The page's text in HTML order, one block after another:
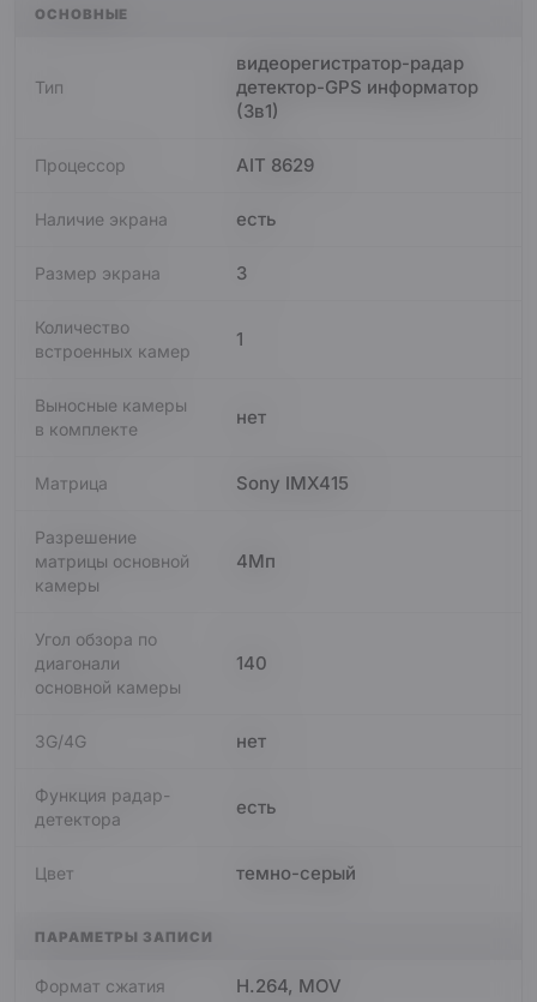
ОСНОВНЫЕ
Тип
видеорегистратор-радар
детектор-GPS информатор
(3в1)
Процессор AIT 8629
Наличие экрана есть
Размер экрана 3
Количество
встроенных камер
1
Выносные камеры
в комплекте
нет
Матрица Sony IMX415
Разрешение
матрицы основной
камеры
4Мп
Угол обзора по
диагонали
основной камеры
140
3G/4G нет
Функция радар-
детектора
есть
Цвет темно-серый
ПАРАМЕТРЫ ЗАПИСИ
Формат сжатия H.264, MOV